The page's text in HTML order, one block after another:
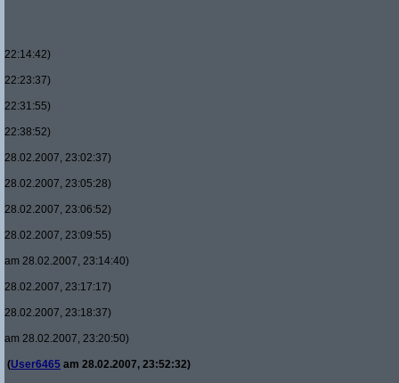
22:14:42)
22:23:37)
22:31:55)
22:38:52)
28.02.2007, 23:02:37)
28.02.2007, 23:05:28)
28.02.2007, 23:06:52)
28.02.2007, 23:09:55)
am 28.02.2007, 23:14:40)
28.02.2007, 23:17:17)
28.02.2007, 23:18:37)
am 28.02.2007, 23:20:50)
(User6465 am 28.02.2007, 23:52:32)